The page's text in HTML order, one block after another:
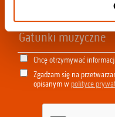
Chcę otrzymywać
Zgadzam się na
opisanym w polityce